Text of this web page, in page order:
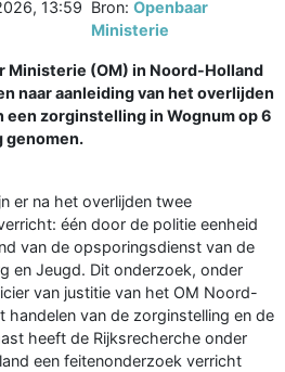
13:59 Bron: Openbaar
Ministerie
Ministerie (OM) in Noord-Holland
naar aanleiding van het overlijden
een zorginstelling in Wognum op 6
genomen.
er na het overlijden twee
één door de politie eenheid
van de opsporingsdienst van de
en Jeugd. Dit onderzoek, onder
van justitie van het OM Noord-
van de zorginstelling en de
heeft de Rijksrecherche onder
een feitenonderzoek verricht